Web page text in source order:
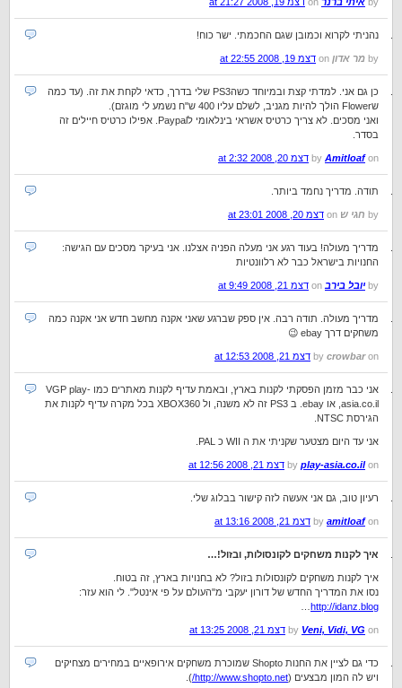
נהניתי לקרוא וכמובן שגם החכמתי. ישר כוח!
by מר אדון דצמ 19, 2008 at 22:55
כן גם אני. למדתי קצת ובמיוחד כשהPS3 שלי בדרך, כדאי לקחת את זה. (עד כמה
שFlower הולך להיות מגניב, לשלם עליו 400 ש"ח נשמע לי מוגזם).
ואני מסכים. לא צריך כרטיס אשראי בינלאומי לPaypal. אפילו כרטיס חיילים זה
בסדר.
by Amitloafon דצמ 20, 2008 at 2:32
תודה. מדריך נחמד ביותר.
by חגי ש דצמ 20, 2008 at 23:01
מדריך מעולה! בעוד רגע אני מעלה הפניה אצלנו. אני בעיקר מסכים עם הגישה:
החנויות בישראל כבר לא רלוונטיות
by יובל בירב דצמ 21, 2008 at 9:49
מדריך מעולה. תודה רבה. אין ספק שברגע שאני אקנה מחשב חדש אני אקנה כמה
משחקים דרך ebay 😉
by crowbaron דצמ 21, 2008 at 12:53
אני כבר מזמן הפסקתי לקנות בארץ, ובאמת עדיף לקנות מאתרים כמו VGP play-
asia.co.il, או ebay. ב PS3 זה לא משנה, ול XBOX360 בכל מקרה עדיף לקנות את
הגירסת NTSC.
אני עד היום מצטער שקניתי את ה WII כ PAL.
by play-asia.co.ilon דצמ 21, 2008 at 12:56
רעיון טוב, גם אני אעשה לזה קישור בבלוג שלי.
by amitloafon דצמ 21, 2008 at 13:16
איך לקנות משחקים לקונסולות, ובזול!…
איך לקנות משחקים לקונסולות בזול? לא בחנויות בארץ, זה בטוח.
נסו את המדריך החדש של דורון יעקבי מ"העולם על פי אינטל". לי הוא עזר:
http://idanz.blog
by Veni, Vidi, VG on דצמ 21, 2008 at 13:25
כדי גם לציין את החנות Shopto שמוכרת משחקים אירופאיים במחירים מצחיקים
ויש לה המון מבצעים (http://www.shopto.net/
).